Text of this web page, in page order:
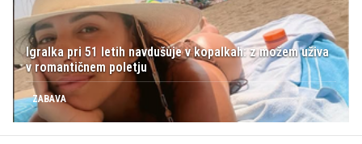
Igralka pri 51 letih navdušuje v kopalkah: z možem uživa
v romantičnem poletju
ZABAVA